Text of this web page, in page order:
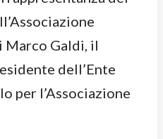
Marco Galdi, il
dell’Ente
per l’Associazione